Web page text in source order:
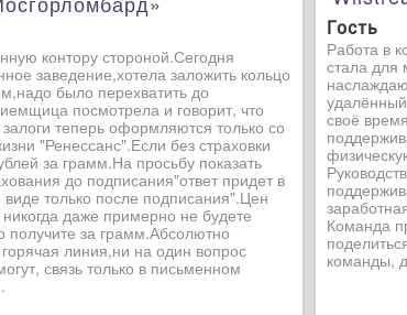
контору стороной.Сегодня
заведение,хотела заложить кольцо
было перехватить до
посмотрела и говорит, что
теперь оформляются только со
"Ренессанс".Если без страховки
за грамм.На просьбу показать
до подписания"ответ придет в
виде только после подписания".Цен
никогда даже примерно не будете
получите за грамм.Абсолютно
горячая линия,ни на один вопрос
связь только в письменном
Гость
Работа в
стала
своё
Команда
команды,